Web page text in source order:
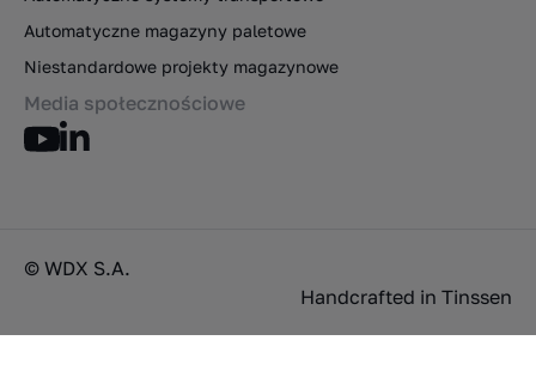
Automatyczne magazyny paletowe
Niestandardowe projekty magazynowe
Media społecznościowe
© WDX S.A.
Handcrafted in Tinssen